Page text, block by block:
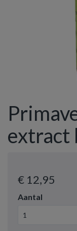
extract
€ 12,95
Aantal